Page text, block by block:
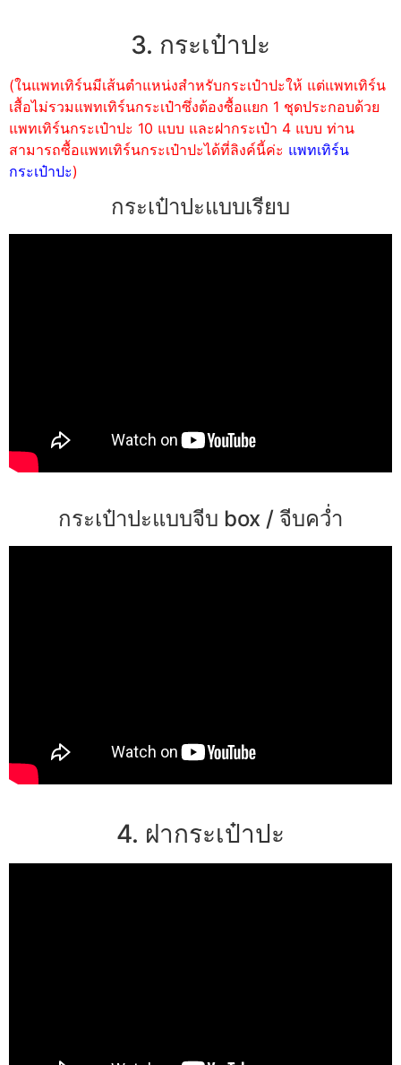
3. กระเป๋าปะ
(ในแพทเทิร์นมีเส้นตำแหน่งสำหรับกระเป๋าปะให้ แต่แพทเทิร์น
เสื้อไม่รวมแพทเทิร์นกระเป๋าซึ่งต้องซื้อแยก 1 ชุดประกอบด้วย
แพทเทิร์นกระเป๋าปะ 10 แบบ และฝากระเป๋า 4 แบบ ท่าน
สามารถซื้อแพทเทิร์นกระเป๋าปะได้ที่ลิงค์นี้ค่ะ แพทเทิร์น
กระเป๋าปะ)
กระเป๋าปะแบบเรียบ
กระเป๋าปะแบบจีบ box / จีบคว่ำ
4. ฝากระเป๋าปะ